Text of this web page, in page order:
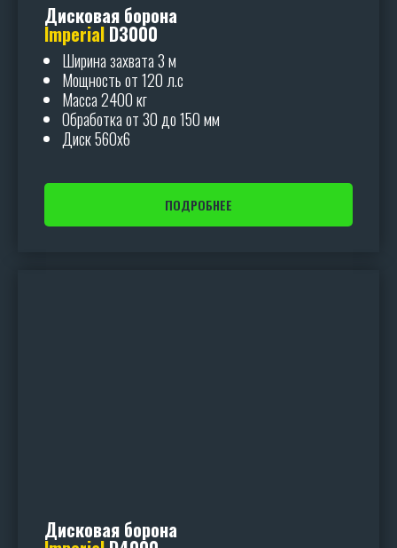
Дисковая борона
Imperial D3000
Ширина захвата 3 м
Мощность от 120 л.с
Масса 2400 кг
Обработка от 30 до 150 мм
Диск 560х6
ПОДРОБНЕЕ
Дисковая борона
ОСТАВИТЬ ЗАЯВКУ